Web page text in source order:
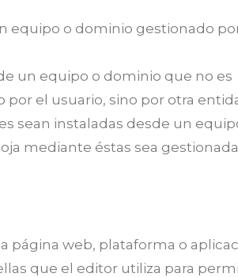
equipo o dominio gestionado
un equipo o dominio que no es
por el usuario, sino por otra
sean instaladas desde un
mediante éstas sea
página web, plataforma o
que el editor utiliza para